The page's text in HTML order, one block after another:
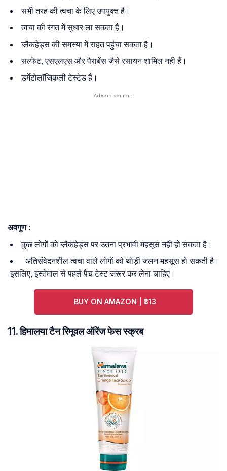
सभी तरह की त्वचा के लिए उपयुक्त है।
त्वचा की रंगत में सुधार ला सकता है।
ब्लैकहेड्स की समस्या में राहत पहुंचा सकता है।
सल्फेट, एसएलएस और पैराबेंस जैसे रसायन शामिल नही हैं।
डर्मेटोलॉजिकली टेस्टेड है।
अवगुण :
कुछ लोगों को ब्लैकहेड्स पर उतना प्रभावी महसूस नहीं हो सकता है।
अतिसंवेदनशील त्वचा वाले लोगों को थोड़ी जलन महसूस हो सकती है।
इसलिए, इस्तेमाल से पहले पैच टेस्ट जरूर कर लेना चाहिए।
BUY ON AMAZON | ₹313
11. हिमालया टैन रिमूवल ऑरेंज फेस स्क्रब